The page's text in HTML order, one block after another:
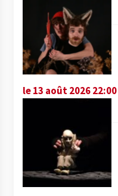
le 13 août 2026 22:00